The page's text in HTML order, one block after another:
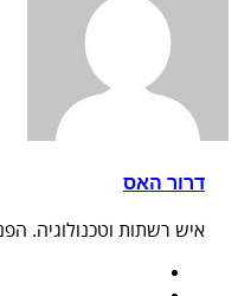
דרור האס
איש רשתות וטכנולוגיה.